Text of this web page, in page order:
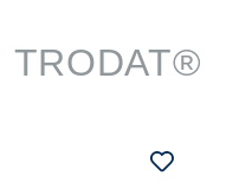
TRODAT®